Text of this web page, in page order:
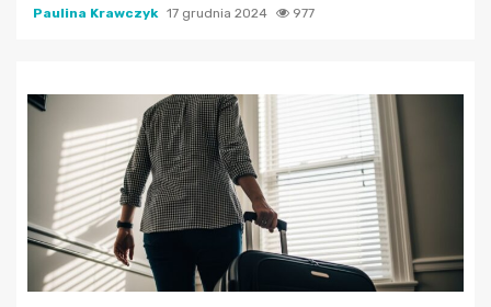
Paulina Krawczyk 17 grudnia 2024 977